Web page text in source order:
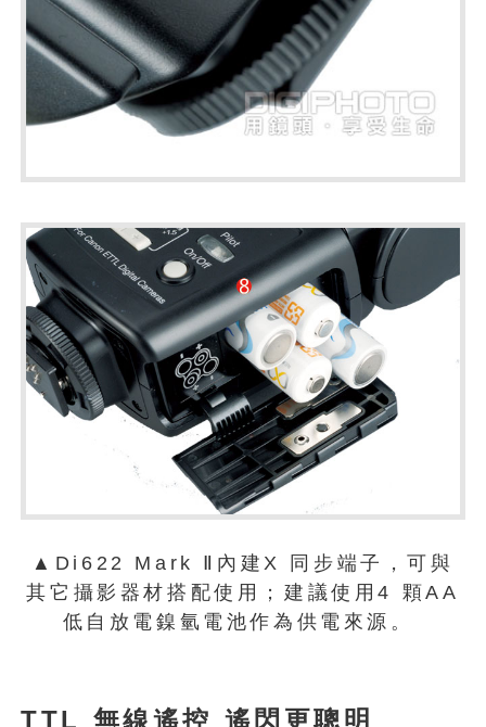
▲Di622 Mark Ⅱ內建X 同步端子，可與
其它攝影器材搭配使用；建議使用4 顆AA
低自放電鎳氫電池作為供電來源。
TTL 無線遙控 遙閃更聰明